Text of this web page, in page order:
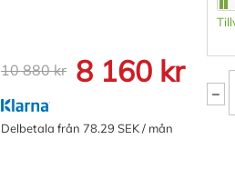
10 880 kr 8 160 kr
Delbetala från 78.29 SEK / mån